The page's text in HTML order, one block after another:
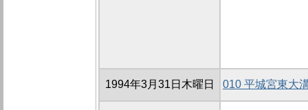
1994年3月31日木曜日 010 平城宮東大